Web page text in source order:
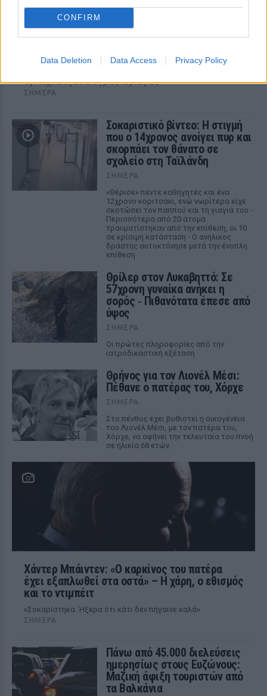
CONFIRM
Data Deletion Data Access Privacy Policy
Καιρός «hot – dry – windy» τις επόμενες 48
ώρες: Αυξημένος ο κίνδυνος φωτιάς,
συναγερμός σε 6 περιφέρειες
Το επόμενο 48ωρο, επομένως, απαιτεί αυξημένη προσοχή,
καθώς οι υψηλές θερμοκρασίες, η ξηρασία και οι ισχυροί
την ταχεία εξάπλωση μιας πυρκαγιάς
ΣΉΜΕΡΑ
Σοκαριστικό βίντεο: Η στιγμή
που ο 14χρονος ανοίγει πυρ και
σκορπάει τον θάνατο σε
σχολείο στη Ταϊλάνδη
ΣΉΜΕΡΑ
«Θέρισε» πέντε καθηγητές και ένα
12χρονο κοριτσάκι, ενώ νωρίτερα είχε
σκοτώσει τον παππού και τη γιαγιά του -
Περισσότερα από 20 άτομα
τραυματίστηκαν από την επίθεση, οι 10
σε κρίσιμη κατάσταση - Ο ανήλικος
δράστης αυτοκτόνησε μετά την ένοπλη
επίθεση
Θρίλερ στον Λυκαβηττό: Σε
57χρονη γυναίκα ανήκει η
σορός ‑ Πιθανότατα έπεσε από
ύψος
ΣΉΜΕΡΑ
Οι πρώτες πληροφορίες από την
ιατροδικαστική εξέταση
Θρήνος για τον Λιονέλ Μέσι:
Πέθανε ο πατέρας του, Χόρχε
ΣΉΜΕΡΑ
Στο πένθος έχει βυθιστεί η οικογένεια
του Λιονέλ Μέσι, με τον πατέρα του,
Χόρχε, να αφήνει την τελευταία του πνοή
σε ηλικία 68 ετών.
Χάντερ Μπάιντεν: «Ο καρκίνος του πατέρα
έχει εξαπλωθεί στα οστά» – Η χάρη, ο εθισμός
και το ντιμπέιτ
«Σοκαρίστηκα. Ήξερα ότι κάτι δεν πήγαινε καλά»
ΣΉΜΕΡΑ
Πάνω από 45.000 διελεύσεις
ημερησίως στους Ευζώνους:
Μαζική άφιξη τουριστών από
τα Βαλκάνια